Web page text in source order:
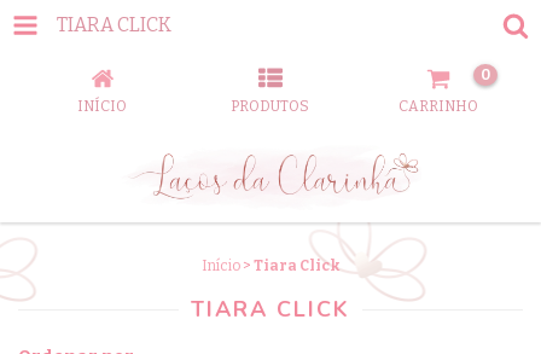
TIARA CLICK
INÍCIO PRODUTOS CARRINHO
0
Início > Tiara Click
TIARA CLICK